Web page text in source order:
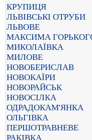
КРУПИЦЯ
ЛЬВІВСЬКІ ОТРУБИ
ЛЬВОВЕ
МАКСИМА
МИКОЛАЇВКА
МИЛОВЕ
НОВОБЕРИСЛАВ
НОВОКАЇРИ
НОВОРАЙСЬК
НОВОСІЛКА
ОДРАДОКАМ'ЯНКА
ОЛЬГІВКА
ПЕРШОТРАВНЕВЕ
РАКІВКА